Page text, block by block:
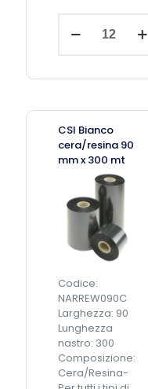
e
o
C
e
r
1
1
1
m
m
x
3
CSI Bianco
cera/resina 90
mm x 300 mt
Codice:
NARREW090C
Larghezza: 90
Lunghezza
nastro: 300
Composizione:
Cera/Resina-